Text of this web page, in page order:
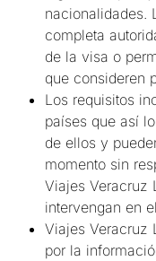
nacionalidades.
completa
de la visa o
que consideren
Los requisitos
países que así
de ellos y
momento sin
Viajes Veracruz
intervengan en
Viajes Veracruz
por la